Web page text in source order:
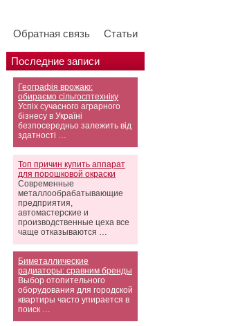
Обратная связь Статьи
Последние записи
Географія врожаю:
обираємо сільгосптехніку
Успіх сучасного аграрного
бізнесу в Україні
безпосередньо залежить від
здатності …
Топ причин купить аппарат
для порошковой окраски
Современные
металлообрабатывающие
предприятия,
автомастерские и
производственные цеха все
чаще отказываются …
Биметаллические
радиаторы: сравним бренды
Выбор отопительного
оборудования для городской
квартиры часто упирается в
поиск …